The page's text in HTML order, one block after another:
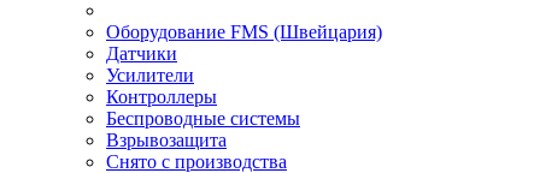
Оборудование FMS (Швейцария)
Датчики
Усилители
Контроллеры
Беспроводные системы
Взрывозащита
Снято с производства